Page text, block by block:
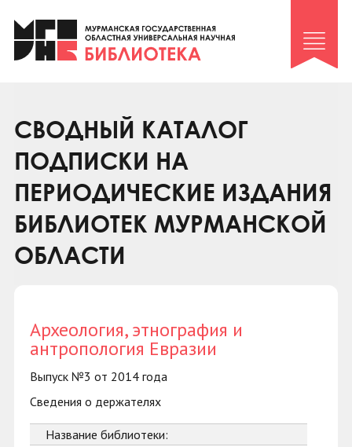
Клуб «Гиря и сельдерей»
Клуб «Семейный архив»
Коллегам
Контакты
СВОДНЫЙ КАТАЛОГ
ПОДПИСКИ НА
ПЕРИОДИЧЕСКИЕ ИЗДАНИЯ
БИБЛИОТЕК МУРМАНСКОЙ
ОБЛАСТИ
Археология, этнография и
антропология Евразии
Выпуск №3 от 2014 года
Сведения о держателях
Название библиотеки: